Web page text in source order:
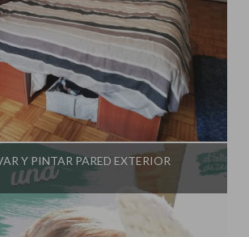
Influencer:El Taller de Ire
Y PINTAR PARED EXTERIOR